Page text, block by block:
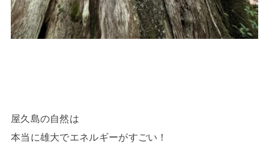
屋久島の自然は
本当に雄大でエネルギーがすごい！